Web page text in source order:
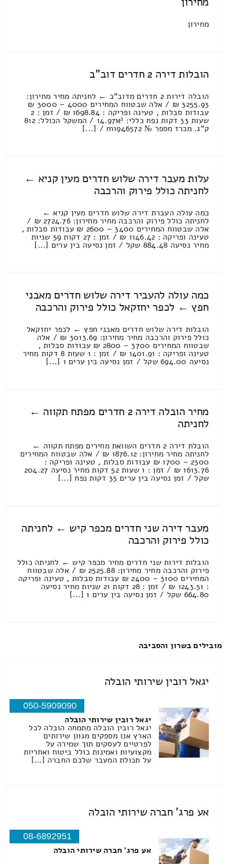
מחירון
הובלות דירה 2 חדרים דוב"ב
הובלה דירות 2 חדרים מדוב"ב ← לחניתה מחיר מחירון:
3255.93 ₪ / אלה שבטווח המחירים 4000 – 3000 ₪
עבודות סבלות , טעינה ופריקה : 1698.84 ₪ / זמן : 2
שעות 33 דקות נפח כללי: 14.97м³ / המשקל הכולל: 812
ק”ג. מכרז מספר № m1946572 / [...]
עלות מעבר דירה שלוש חדרים מעין קניא ←
לחניתה כולל פירוק והרכבה
כמה עולה העברת דירה שלוש חדרים מעין קניא ←
לחניתה כולל פירוק והרכבה מחיר מחירון: 2724.76 ₪ /
אלה שבטווח המחירים 3400 – 2600 ₪ עבודות סבלות ,
טעינה ופריקה : 1146.42 ₪ / זמן : 27 דקות 59 שניות
מחיר נסיעה 884.48 שקל / זמן נסיעה בין ערים [...]
כמה עולה להעביר דירה שלוש חדרים מאבני
חפץ ← לכפר יחזקאל כולל פירוק והרכבה
הובלות דירה שלוש חדרים מאבני חפץ ← לכפר יחזקאל
כולל פירוק והרכבה מחיר מחירון: 3013.69 ₪ / אלה
שבטווח המחירים 3700 – 2800 ₪ עבודות סבלות ,
טעינה ופריקה : 1401.91 ₪ / זמן : 1 שעות 8 דקות מחיר
נסיעה 694.00 שקל / זמן נסיעה בין ערים 1 [...]
מחיר הובלה דירה 2 חדרים מפתח תקווה ←
לחניתה
הובלת דירה 2 חדרים השוואת מחירים מפתח תקווה ←
לחניתה מחיר מחירון: 1876.12 ₪ / אלה שבטווח המחירים
2300 – 1700 ₪ עבודות סבלות , טעינה ופריקה :
1613.76 ₪ / זמן : 1 שעות 52 דקות מחיר נסיעה 204.27
שקל / זמן נסיעה בין ערים 35 דקות נפח [...]
מעבר דירה שני חדרים מכפר קיש ← לחניתה
כולל פירוק והרכבה
הובלות דירות שני חדרים מחיר מכפר קיש ← לחניתה כולל
פירוק והרכבה מחיר מחירון: 2525.88 ₪ / אלה שבטווח
המחירים 3100 – 2400 ₪ עבודות סבלות , טעינה ופריקה
: 1243.51 ₪ / זמן : 28 דקות 21 שניות מחיר נסיעה
664.80 שקל / זמן נסיעה בין ערים 1 [...]
מובילים בשרון והסביבה
יגאל רובין שירותי הובלה
050-5909090
יגאל רובין שירותי הובלה
יגאל רובין הובלה מתמחה הובלה לכל
הארץ אנו מספקים מגוון שירותים
לפרטיים לעסקים תוך שמירה על
מקצועיות ואמינות כולל ביטוח ואחריות
על תכולת המעבר שלכם החברה […]
אע פרג' חברה שירותי הובלה
08-6892951
אע פרג' חברה שירותי הובלה